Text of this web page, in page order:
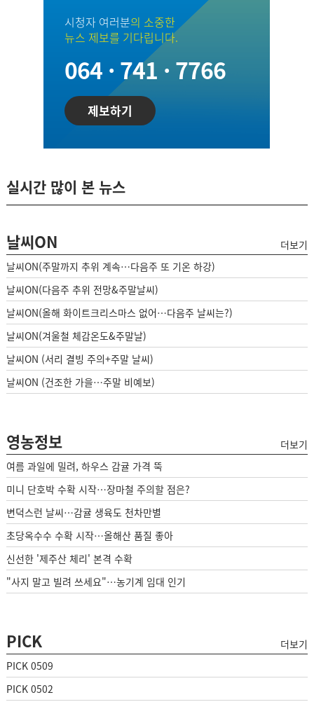
시청자 여러분의 소중한
뉴스 제보를 기다립니다.
064 · 741 · 7766
제보하기
실시간 많이 본 뉴스
날씨ON
더보기
날씨ON(주말까지 추위 계속…다음주 또 기온 하강)
날씨ON(다음주 추위 전망&주말날씨)
날씨ON(올해 화이트크리스마스 없어…다음주 날씨는?)
날씨ON(겨울철 체감온도&주말날)
날씨ON (서리 결빙 주의+주말 날씨)
날씨ON (건조한 가을…주말 비예보)
영농정보
더보기
여름 과일에 밀려, 하우스 감귤 가격 뚝
미니 단호박 수확 시작…장마철 주의할 점은?
변덕스런 날씨…감귤 생육도 천차만별
초당옥수수 수확 시작…올해산 품질 좋아
신선한 '제주산 체리' 본격 수확
"사지 말고 빌려 쓰세요"…농기계 임대 인기
PICK
더보기
PICK 0509
PICK 0502